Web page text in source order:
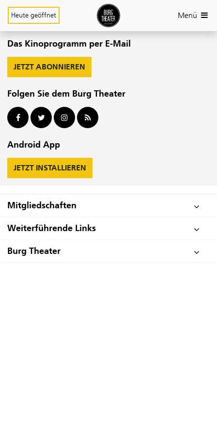
Heute geöffnet Menü
Das Kinoprogramm per E-Mail
JETZT ABONNIEREN
Folgen Sie dem Burg Theater
Android App
JETZT INSTALLIEREN
Mitgliedschaften
Weiterführende Links
Burg Theater